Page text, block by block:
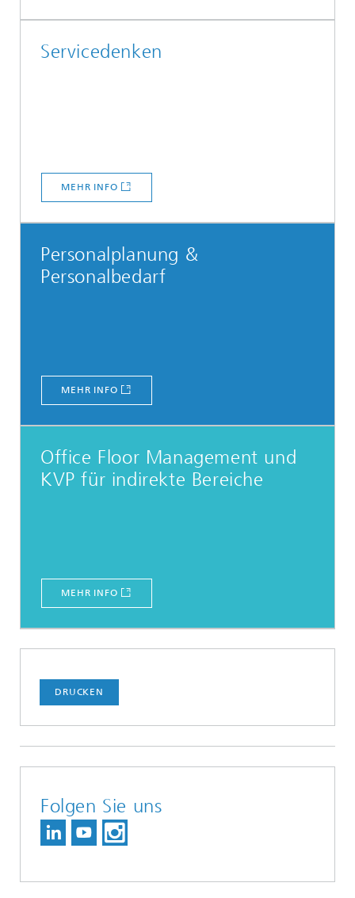
Servicedenken
MEHR INFO
Personalplanung &
Personalbedarf
MEHR INFO
Office Floor Management und
KVP für indirekte Bereiche
MEHR INFO
DRUCKEN
Folgen Sie uns